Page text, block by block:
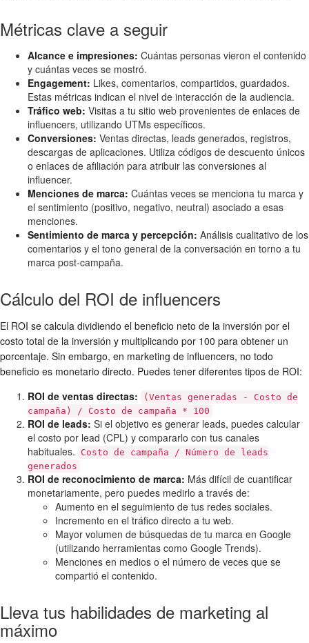
Métricas clave a seguir
Alcance e impresiones: Cuántas personas vieron el contenido
y cuántas veces se mostró.
Engagement: Likes, comentarios, compartidos, guardados.
Estas métricas indican el nivel de interacción de la audiencia.
Tráfico web: Visitas a tu sitio web provenientes de enlaces de
influencers, utilizando UTMs específicos.
Conversiones: Ventas directas, leads generados, registros,
descargas de aplicaciones. Utiliza códigos de descuento únicos
o enlaces de afiliación para atribuir las conversiones al
influencer.
Menciones de marca: Cuántas veces se menciona tu marca y
el sentimiento (positivo, negativo, neutral) asociado a esas
menciones.
Sentimiento de marca y percepción: Análisis cualitativo de los
comentarios y el tono general de la conversación en torno a tu
marca post-campaña.
Cálculo del ROI de influencers
El ROI se calcula dividiendo el beneficio neto de la inversión por el
costo total de la inversión y multiplicando por 100 para obtener un
porcentaje. Sin embargo, en marketing de influencers, no todo
beneficio es monetario directo. Puedes tener diferentes tipos de ROI:
ROI de ventas directas:
(Ventas generadas - Costo de
campaña) / Costo de campaña * 100
ROI de leads: Si el objetivo es generar leads, puedes calcular
el costo por lead (CPL) y compararlo con tus canales
habituales.
Costo de campaña / Número de leads
generados
ROI de reconocimiento de marca: Más difícil de cuantificar
monetariamente, pero puedes medirlo a través de:
Aumento en el seguimiento de tus redes sociales.
Incremento en el tráfico directo a tu web.
Mayor volumen de búsquedas de tu marca en Google
(utilizando herramientas como Google Trends).
Menciones en medios o el número de veces que se
compartió el contenido.
Lleva tus habilidades de marketing al
máximo